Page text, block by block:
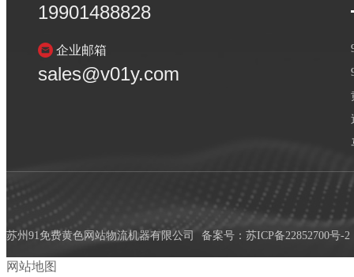
19901488828
企业邮箱
sales@v01y.com
苏州91免费黄色网站物流机器有限公司 备案号： 苏ICP备22852700号-2
网站地图